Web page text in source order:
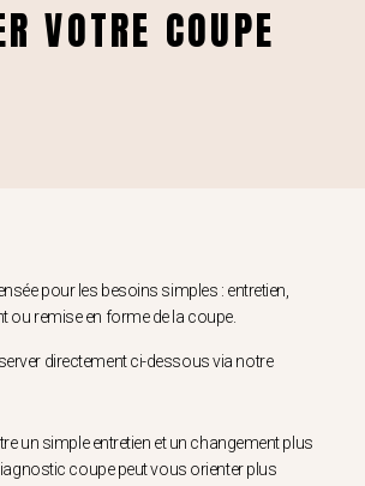
VOTRE COUPE
pour les besoins simples : entretien,
ou remise en forme de la coupe.
directement ci-dessous via notre
un simple entretien et un changement plus
coupe peut vous orienter plus